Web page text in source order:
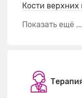
Кости верхних
Показать ещё ...